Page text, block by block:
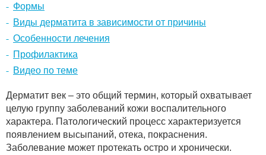
Формы
Виды дерматита в зависимости от причины
Особенности лечения
Профилактика
Видео по теме
Дерматит век – это общий термин, который охватывает
целую группу заболеваний кожи воспалительного
характера. Патологический процесс характеризуется
появлением высыпаний, отека, покраснения.
Заболевание может протекать остро и хронически.